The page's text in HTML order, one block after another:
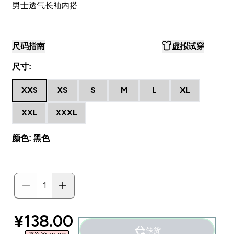
男士透气长袖内搭
尺码指南 虚拟试穿
尺寸:
XXS XS S M L XL
XXL XXXL
颜色: 黑色
discounted price
¥138.00‎ 缺货